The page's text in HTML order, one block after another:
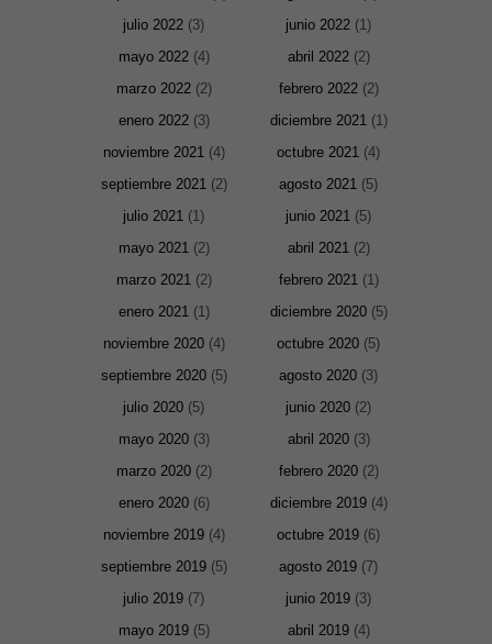
julio 2022 (3) junio 2022 (1)
mayo 2022(4) abril 2022(2)
marzo 2022(2) febrero 2022(2)
enero 2022(3) diciembre 2021(1)
noviembre 2021(4) octubre 2021 (4)
septiembre 2021(2) agosto 2021 (5)
julio 2021 (1) junio 2021 (5)
mayo 2021(2) abril 2021(2)
marzo 2021(2) febrero 2021(1)
enero 2021(1) diciembre 2020(5)
noviembre 2020(4) octubre 2020 (5)
septiembre 2020(5) agosto 2020 (3)
julio 2020 (5) junio 2020 (2)
mayo 2020(3) abril 2020(3)
marzo 2020(2) febrero 2020(2)
enero 2020(6) diciembre 2019(4)
noviembre 2019(4) octubre 2019 (6)
septiembre 2019(5) agosto 2019 (7)
julio 2019 (7) junio 2019 (3)
mayo 2019(5) abril 2019(4)